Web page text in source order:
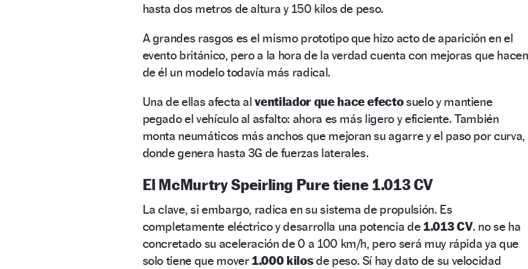
hasta dos metros de altura y 150 kilos de peso.
A grandes rasgos es el mismo prototipo que hizo acto de aparición en el
evento británico, pero a la hora de la verdad cuenta con mejoras que hacen
de él un modelo todavía más radical.
Una de ellas afecta alventilador que hace efectosuelo y mantiene
pegado el vehículo al asfalto: ahora es más ligero y eficiente. También
monta neumáticos más anchos que mejoran su agarre y el paso por curva,
donde genera hasta 3G de fuerzas laterales.
El McMurtry Speirling Pure tiene 1.013 CV
La clave, si embargo, radica en su sistema de propulsión. Es
completamente eléctrico y desarrolla una potencia de 1.013 CV. no se ha
concretado su aceleración de 0 a 100 km/h, pero será muy rápida ya que
solo tiene que mover 1.000 kilosde peso. Sí hay dato de su velocidad